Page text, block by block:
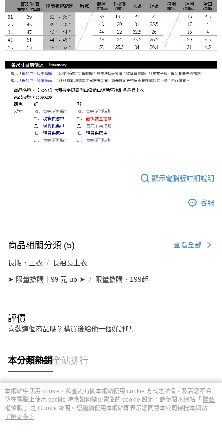
顯示電腦版詳細說明
客服
商品相關分類 (5) 查看全部
長版．上衣 長袖長上衣
➤ 限量搶購｜99 元 up ➤ 限量搶購．199起
評價
喜歡這個商品嗎？購買後給他一個好評吧
本分類熱銷全站排行
熱門標籤
本網站中使用 cookie，欲查詢有關本網站使用 cookie 方式之詳情，及若您不希
望在電腦上使用 cookie 時應如何變更電腦的 cookie 設定，請參閱本網站「 隱私
權條款 」之 Cookie 聲明。您繼續使用本網站即表示您同意本公司得按本網站使
用條款之 Cookie 聲明使用 cookie。
了解更多 >